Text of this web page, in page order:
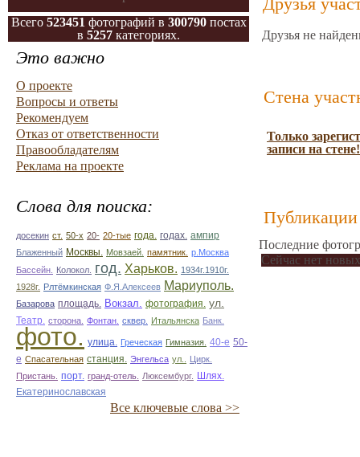
Всего 523451 фотографий в 300790постах
в 5257 категориях.
Это важно
О проекте
Вопросы и ответы
Рекомендуем
Отказ от ответственности
Правообладателям
Реклама на проекте
Слова для поиска:
досекин ст. 50-х 20- 20-тые года. годах. ампир
Блаженный Москвы. Мовзаей. памятник. р.Москва
Бассейн.
Колокол. год. Харьков. 1934г.1910г.
1928г. Рлтёмкинская Ф.Я.Алексеев Мариуполь.
Базарова площадь. Вокзал. фотография. ул.
Театр. сторона. Фонтан. сквер. Итальянска Банк.
фото. улица. Греческая Гимназия. 40-е 50-
е Спасательная станция. Энгельса ул..
Цирк.
Пристань. порт. гранд-отель. Люксембург. Шлях.
Екатеринославская
Все ключевые слова >>
Друзья не
Стена
Только
записи на стене!
Публикации
Последние
Сейчас нет